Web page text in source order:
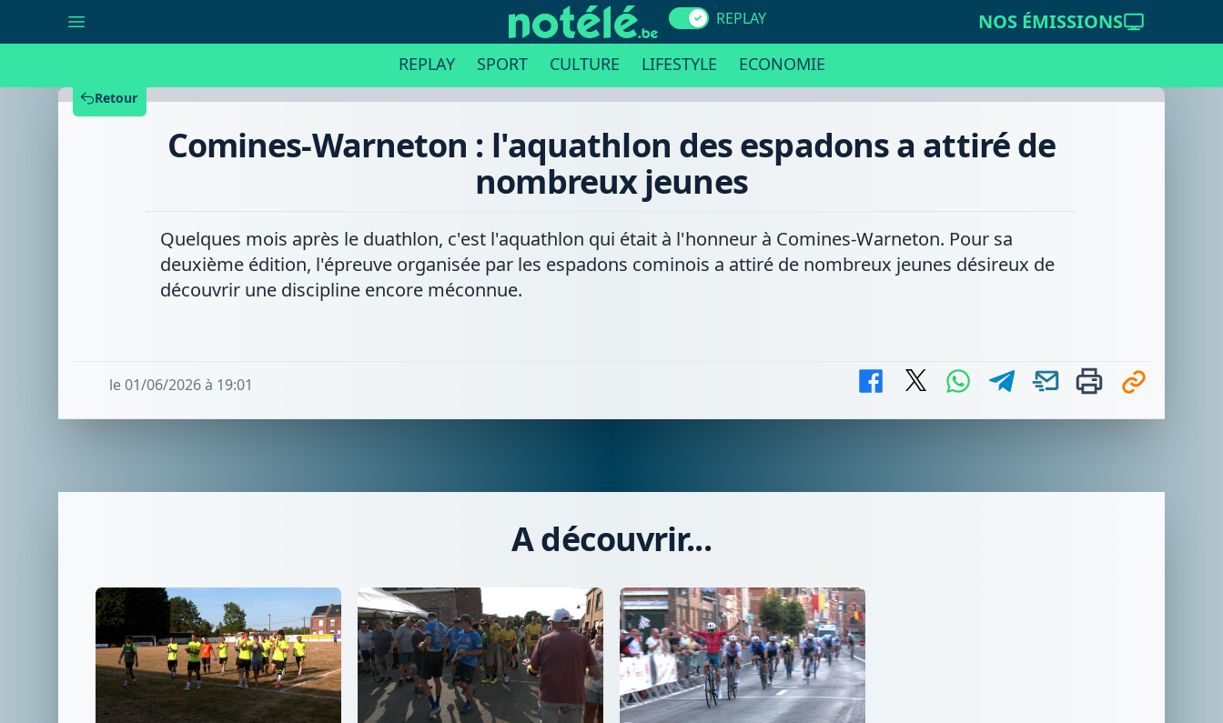
REPLAY NOS ÉMISSIONS
REPLAY SPORT CULTURE LIFESTYLE ECONOMIE
Retour
Comines-Warneton : l'aquathlon des espadons a attiré de
nombreux jeunes
Quelques mois après le duathlon, c'est l'aquathlon qui était à l'honneur à Comines-Warneton. Pour sa
deuxième édition, l'épreuve organisée par les espadons cominois a attiré de nombreux jeunes désireux de
découvrir une discipline encore méconnue.
le 01/06/2026 à 19:01
A découvrir...